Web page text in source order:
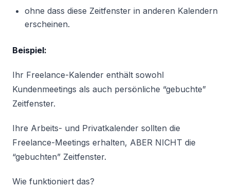
ohne dass diese Zeitfenster in anderen Kalendern
erscheinen.
Beispiel:
Ihr Freelance-Kalender enthält sowohl
Kundenmeetings als auch persönliche “gebuchte”
Zeitfenster.
Ihre Arbeits- und Privatkalender sollten die
Freelance-Meetings erhalten, ABER NICHT die
“gebuchten” Zeitfenster.
Wie funktioniert das?